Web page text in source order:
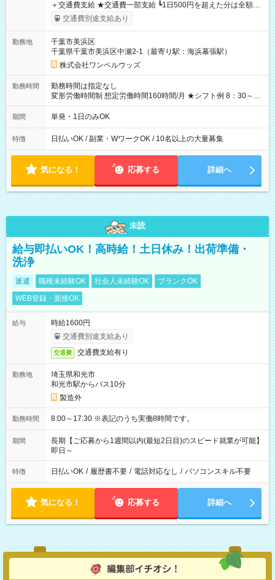
＋交通費支給 ★交通費一部支給 ┗1日500円を超えた分は全額支
給！ ※往復500円以内の方は自己負担となります ★日払いOK！
（規定あり） ┗働いたその日に現金GET♪ お仕事後はコンビニ
なし
交通費別途支給あり
勤務地
千葉市美浜区
千葉県千葉市美浜区中瀬2-1（最寄り駅：海浜幕張駅）
株式会社ワンベルウッズ
勤務時間
勤務時間は指定なし
変形労働時間制 想定労働時間160時間/月 ★シフト例 8：30～
19：00
期間 単発・1日のみOK
特徴 日払いOK / 副業・WワークOK / 10名以上の大量募集
気になる！ 応募する 詳細へ
未読
給与即払いOK！高時給！土日休み！出荷準備・
洗浄
派遣 職種未経験OK 社会人未経験OK
ブランクOK
WEB登録・面接OK
給与
時給1600円
交通費別途支給あり
交通費 交通費支給有り
勤務地
埼玉県和光市
和光市駅からバス10分
製造外
勤務時間 8:00～17:30 ※表記のうち実働8時間です。
期間
長期【ご応募から1週間以内(最短2日目)のスピード就業が可能】
即日～
特徴 日払いOK / 履歴書不要 / 電話対応なし / パソコンスキル不要
気になる！ 応募する 詳細へ